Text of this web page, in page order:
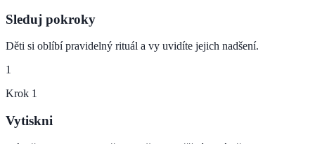
Sleduj pokroky
Děti si oblíbí pravidelný rituál a vy uvidíte jejich nadšení.
1
Krok 1
Vytiskni